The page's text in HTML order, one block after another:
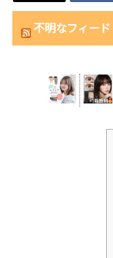
不明なフィード